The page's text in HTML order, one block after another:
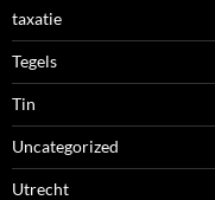
taxatie
Tegels
Tin
Uncategorized
Utrecht